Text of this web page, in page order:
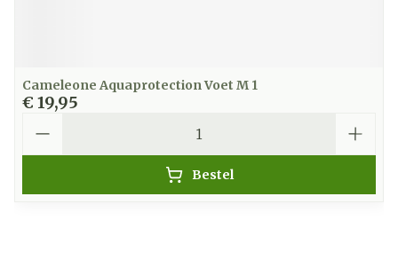
Cameleone Aquaprotection Voet M 1
€ 19,95
Bestel